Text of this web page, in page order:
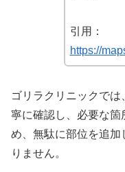
引用：
https://
ゴリラクリニックで
寧に確認し、必要な箇
め、無駄に部位を追
りません。